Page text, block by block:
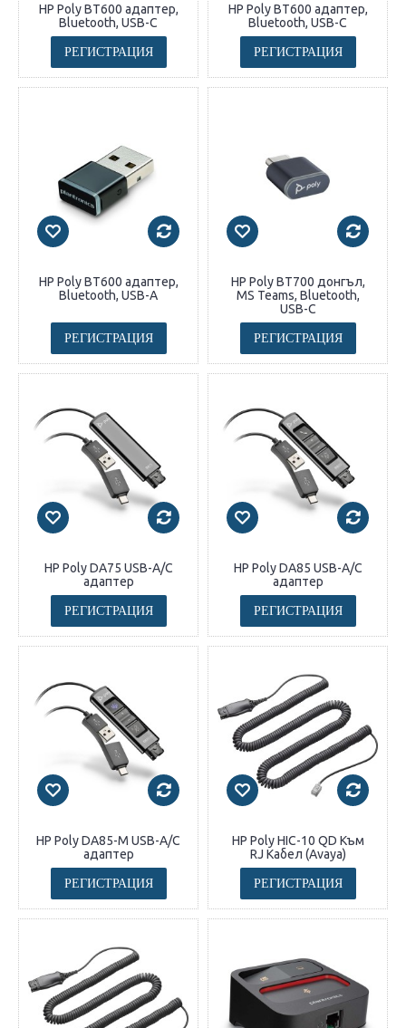
HP Poly BT600 адаптер,
Bluetooth, USB-C
РЕГИСТРАЦИЯ
HP Poly BT600 адаптер,
Bluetooth, USB-C
РЕГИСТРАЦИЯ
HP Poly BT600 адаптер,
Bluetooth, USB-А
РЕГИСТРАЦИЯ
HP Poly BT700 донгъл,
MS Teams, Bluetooth,
USB-C
РЕГИСТРАЦИЯ
HP Poly DA75 USB-A/C
адаптер
РЕГИСТРАЦИЯ
HP Poly DA85 USB-A/C
адаптер
РЕГИСТРАЦИЯ
HP Poly DA85-M USB-A/C
адаптер
РЕГИСТРАЦИЯ
HP Poly HIC-10 QD Към
RJ Кабел (Avaya)
РЕГИСТРАЦИЯ